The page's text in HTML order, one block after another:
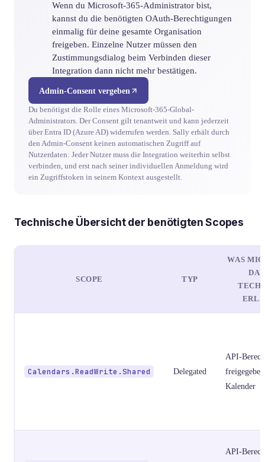
Wenn du Microsoft-365-Administrator bist,
kannst du die benötigten OAuth-Berechtigungen
einmalig für deine gesamte Organisation
freigeben. Einzelne Nutzer müssen den
Zustimmungsdialog beim Verbinden dieser
Integration dann nicht mehr bestätigen.
Admin-Consent vergeben
Du benötigst die Rolle eines Microsoft-365-Global-
Administrators. Der Consent gilt tenantweit und kann jederzeit
über Entra ID (Azure AD) widerrufen werden. Sally erhält durch
den Admin-Consent keinen automatischen Zugriff auf
Nutzerdaten: Jeder Nutzer muss die Integration weiterhin selbst
verbinden, und erst nach seiner individuellen Anmeldung wird
ein Zugriffstoken in seinem Kontext ausgestellt.
Technische Übersicht der benötigten Scopes
SCOPE TYP
WAS
Calendars.ReadWrite.Shared Delegated
API-
Kalender
API-